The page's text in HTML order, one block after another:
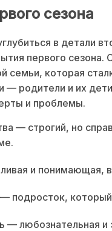
сезона
в детали
первого
семьи, которая
— родители и их
и проблемы.
— строгий, но
и понимающая,
подросток,
любознательная и